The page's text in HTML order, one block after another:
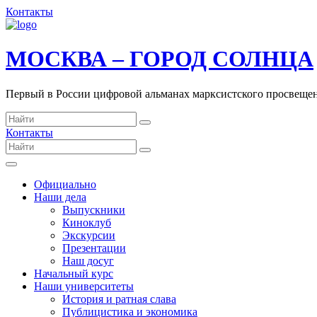
Контакты
МОСКВА – ГОРОД СОЛНЦА
Первый в России цифровой альманах марксистского
Контакты
Официально
Наши дела
Выпускники
Киноклуб
Экскурсии
Презентации
Наш досуг
Начальный курс
Наши университеты
История и ратная слава
Публицистика и экономика